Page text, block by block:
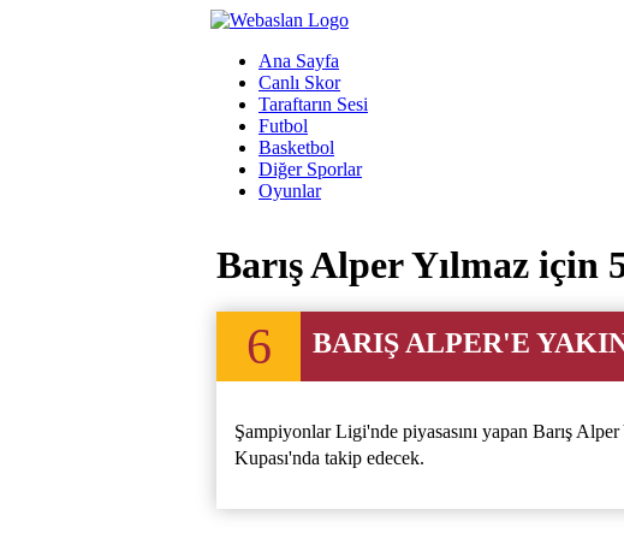
Ana Sayfa
Canlı Skor
Taraftarın Sesi
Futbol
Basketbol
Diğer Sporlar
Oyunlar
Barış Alper Yılmaz için
6 BARIŞ ALPER'E
Şampiyonlar Ligi'nde piyasasını yapan Barış
Kupası'nda takip edecek.